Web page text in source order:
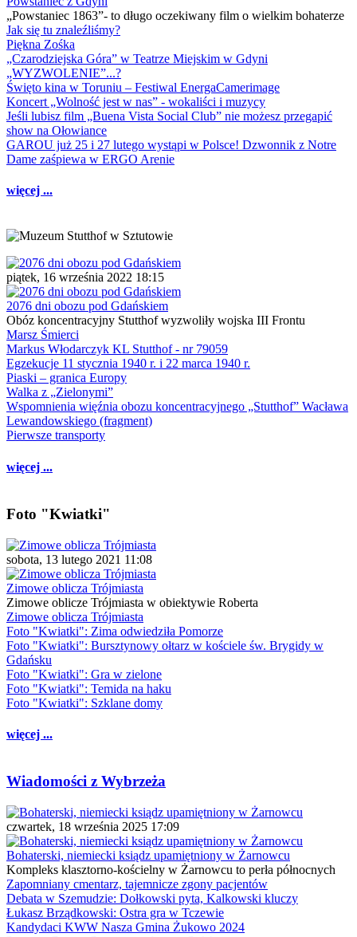
„Powstaniec 1863”- to długo oczekiwany film o wielkim bohaterze
Jak się tu znaleźliśmy?
Piękna Zośka
„Czarodziejska Góra” w Teatrze Miejskim w Gdyni
„WYZWOLENIE”...?
Święto kina w Toruniu – Festiwal EnergaCamerimage
Koncert „Wolność jest w nas” - wokaliści i muzycy
Jeśli lubisz film „Buena Vista Social Club” nie możesz przegapić
show na Ołowiance
GAROU już 25 i 27 lutego wystąpi w Polsce! Dzwonnik z Notre
Dame zaśpiewa w ERGO Arenie
więcej ...
piątek, 16 września 2022 18:15
2076 dni obozu pod Gdańskiem
Obóz koncentracyjny Stutthof wyzwoliły wojska III Frontu
Marsz Śmierci
Markus Włodarczyk KL Stutthof - nr 79059
Egzekucje 11 stycznia 1940 r. i 22 marca 1940 r.
Piaski – granica Europy
Walka z „Zielonymi”
Wspomnienia więźnia obozu koncentracyjnego „Stutthof” Wacława
Lewandowskiego (fragment)
Pierwsze transporty
więcej ...
Foto "Kwiatki"
sobota, 13 lutego 2021 11:08
Zimowe oblicza Trójmiasta
Zimowe oblicze Trójmiasta w obiektywie Roberta
Zimowe oblicza Trójmiasta
Foto "Kwiatki": Zima odwiedziła Pomorze
Foto "Kwiatki": Bursztynowy ołtarz w kościele św. Brygidy w
Gdańsku
Foto "Kwiatki": Gra w zielone
Foto "Kwiatki": Temida na haku
Foto "Kwiatki": Szklane domy
więcej ...
Wiadomości z Wybrzeża
czwartek, 18 września 2025 17:09
Bohaterski, niemiecki ksiądz upamiętniony w Żarnowcu
Kompleks klasztorno-kościelny w Żarnowcu to perła północnych
Zapomniany cmentarz, tajemnicze zgony pacjentów
Debata w Szemudzie: Dołkowski pyta, Kalkowski kluczy
Łukasz Brządkowski: Ostra gra w Tczewie
Kandydaci KWW Nasza Gmina Żukowo 2024